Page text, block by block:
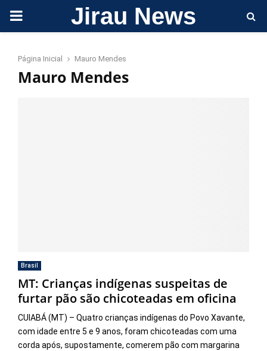
PRIMARY Jirau News
Página Inicial Mauro Mendes
Mauro Mendes
Brasil
MT: Crianças indígenas suspeitas de
furtar pão são chicoteadas em oficina
CUIABÁ (MT) – Quatro crianças indígenas do Povo Xavante,
com idade entre 5 e 9 anos, foram chicoteadas com uma
corda após, supostamente, comerem pão com margarina